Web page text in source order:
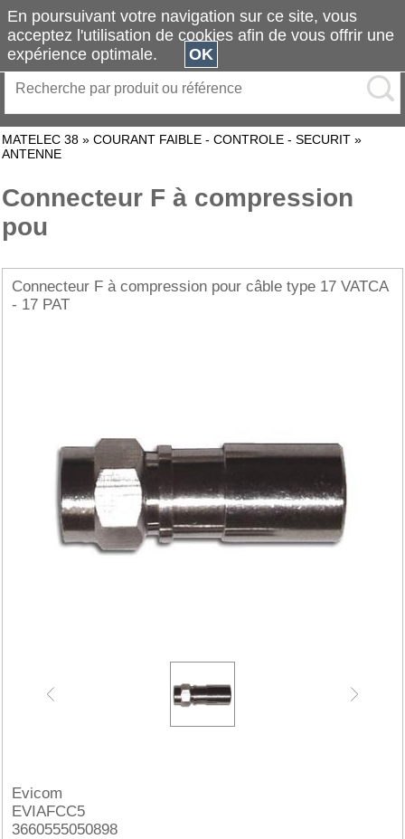
MATELEC 38 » COURANT FAIBLE - CONTROLE - SECURIT »
ANTENNE
Connecteur F à compression
pou
Connecteur F à compression pour câble type 17 VATCA
- 17 PAT
Evicom
EVIAFCC5
3660555050898
En poursuivant votre navigation sur ce site, vous
acceptez l'utilisation de cookies afin de vous offrir une
expérience optimale.
OK